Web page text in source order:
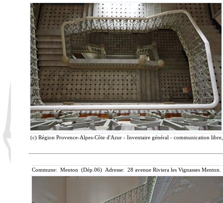
(c) Région Provence-Alpes-Côte d'Azur - Inventaire général - communication
Commune: Menton (Dép.06) Adresse: 28 avenue Riviera les Vignasses